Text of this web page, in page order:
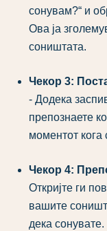
сонувам?“ и
Ова ја
соништата.
Чекор 3:
- Додека
препознаете
моментот кога
Чекор 4:
Откријте ги
вашите
дека сонувате.